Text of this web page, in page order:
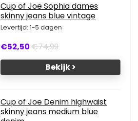
Cup of Joe Sophia dames
skinny jeans blue vintage
Levertijd: 1-5 dagen
€52,50€74,99
Bekijk >
Cup of Joe Denim highwaist
skinny jeans medium blue